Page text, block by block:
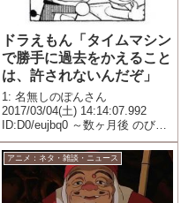
ドラえもん「タイムマシン
で勝手に過去をかえること
は、許されないんだぞ」
1: 名無しのぽんさん
2017/03/04(土) 14:14:07.992
ID:D0/eujbq0 ～数ヶ月後 のび太
が犬を拾ってきたけど、ママに
捨てていらっしゃいと怒られる
ドラえもん「かわいそうなもん
だなあ。せっかく生まれてき
て、住...
アニメ：ネタ・雑談・ニュース